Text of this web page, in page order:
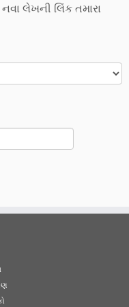
લેખની લિંક તમારા